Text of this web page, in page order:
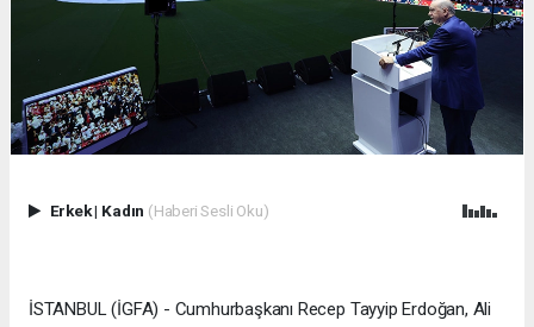
Erkek| Kadın (Haberi Sesli Oku)
İSTANBUL (İGFA) - Cumhurbaşkanı Recep Tayyip Erdoğan, Ali